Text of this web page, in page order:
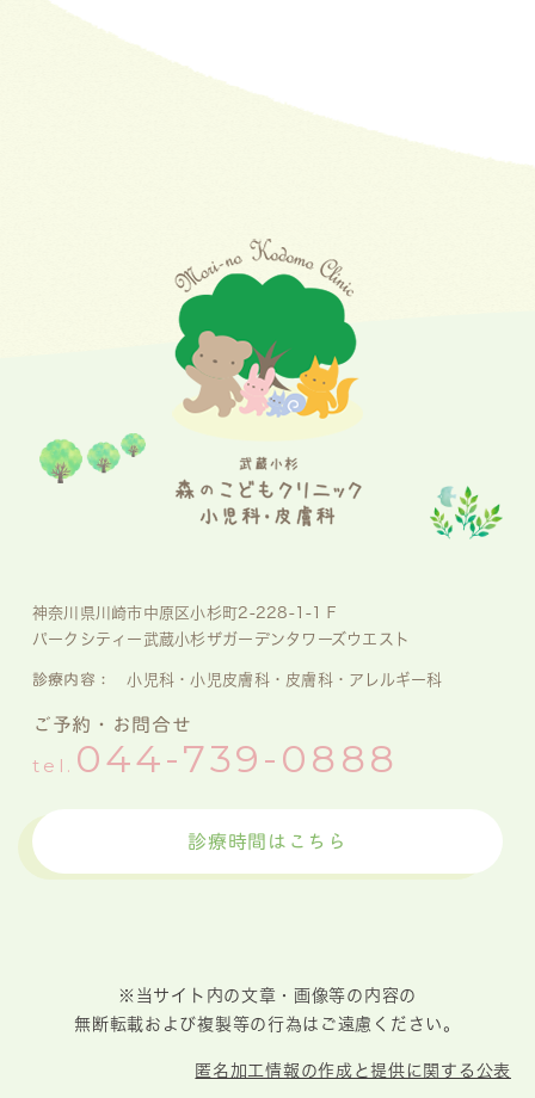
神奈川県川崎市中原区小杉町2-228-1-1Ｆ
パークシティー武蔵小杉ザガーデンタワーズウエスト
診療内容： 小児科・小児皮膚科・皮膚科・アレルギー科
ご予約・お問合せ
tel. 044-739-0888
診療時間はこちら
※当サイト内の文章・画像等の内容の
無断転載および複製等の行為はご遠慮ください。
匿名加工情報の作成と提供に関する公表